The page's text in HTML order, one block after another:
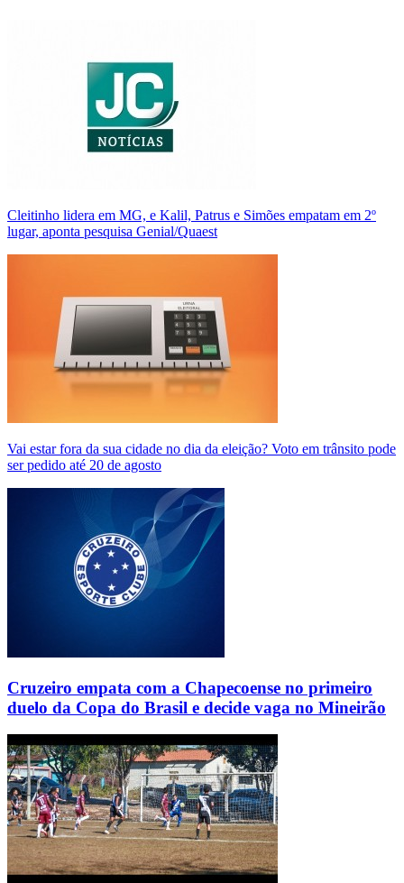
Cleitinho lidera em MG, e Kalil, Patrus e Simões empatam em 2º
lugar, aponta pesquisa Genial/Quaest
Vai estar fora da sua cidade no dia da eleição? Voto em trânsito pode
ser pedido até 20 de agosto
Cruzeiro empata com a Chapecoense no primeiro
duelo da Copa do Brasil e decide vaga no Mineirão